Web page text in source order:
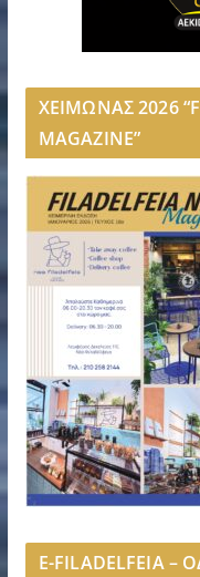
ΧΕΙΜΩΝΑΣ 2026
MAGAZINE”
E-FILADELFEIA